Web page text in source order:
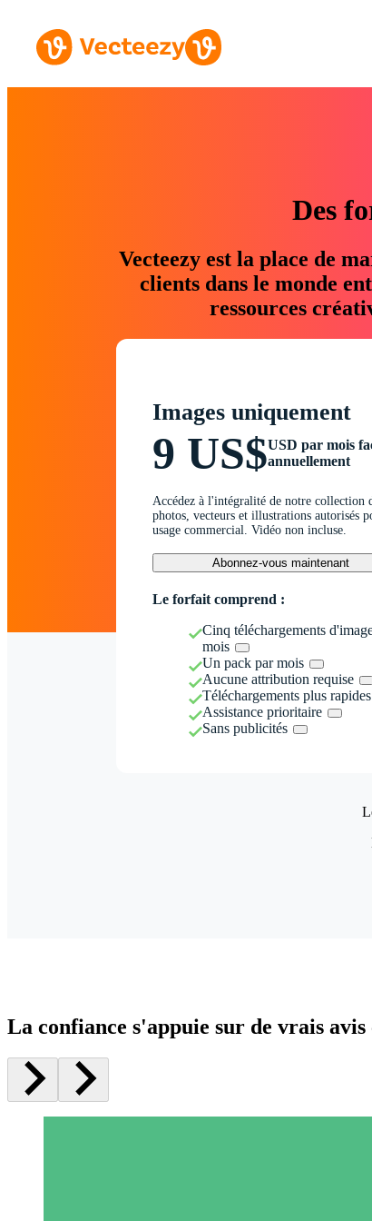
Des
Vecteezy est la place de
clients dans le monde
ressources
Images uniquement
9 US$USD par mois
annuellement
Accédez à l'intégralité de notre collection
photos, vecteurs et illustrations autorisés
usage commercial. Vidéo non incluse.
Abonnez-vous maintenant
Le forfait comprend :
Cinq téléchargements
mois
Un pack par mois
Aucune attribution requise
Téléchargements plus rapides
Assistance prioritaire
Sans publicités
La confiance s'appuie sur de vrais avis